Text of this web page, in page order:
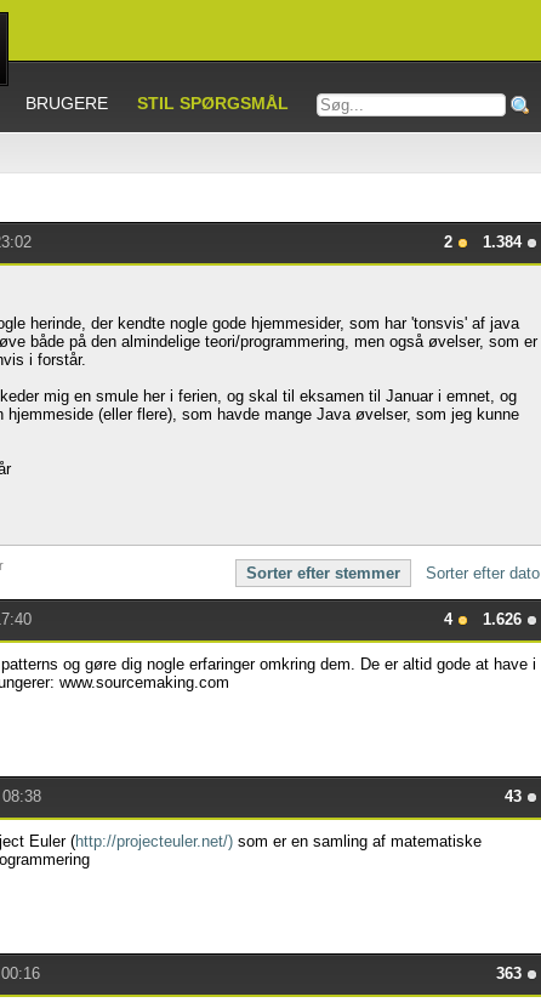
BRUGERE STIL SPØRGSMÅL
2 1.384
herinde, der kendte nogle gode hjemmesider, som har 'tonsvis' af java
både på den almindelige teori/programmering, men også øvelser, som er
i forstår.
mig en smule her i ferien, og skal til eksamen til Januar i emnet, og
(eller flere), som havde mange Java øvelser, som jeg kunne
Sorter efter stemmer Sorter efter dato
4 1.626
og gøre dig nogle erfaringer omkring dem. De er altid gode at have i
www.sourcemaking.com
43
Euler (http://projecteuler.net/) som er en samling af matematiske
363